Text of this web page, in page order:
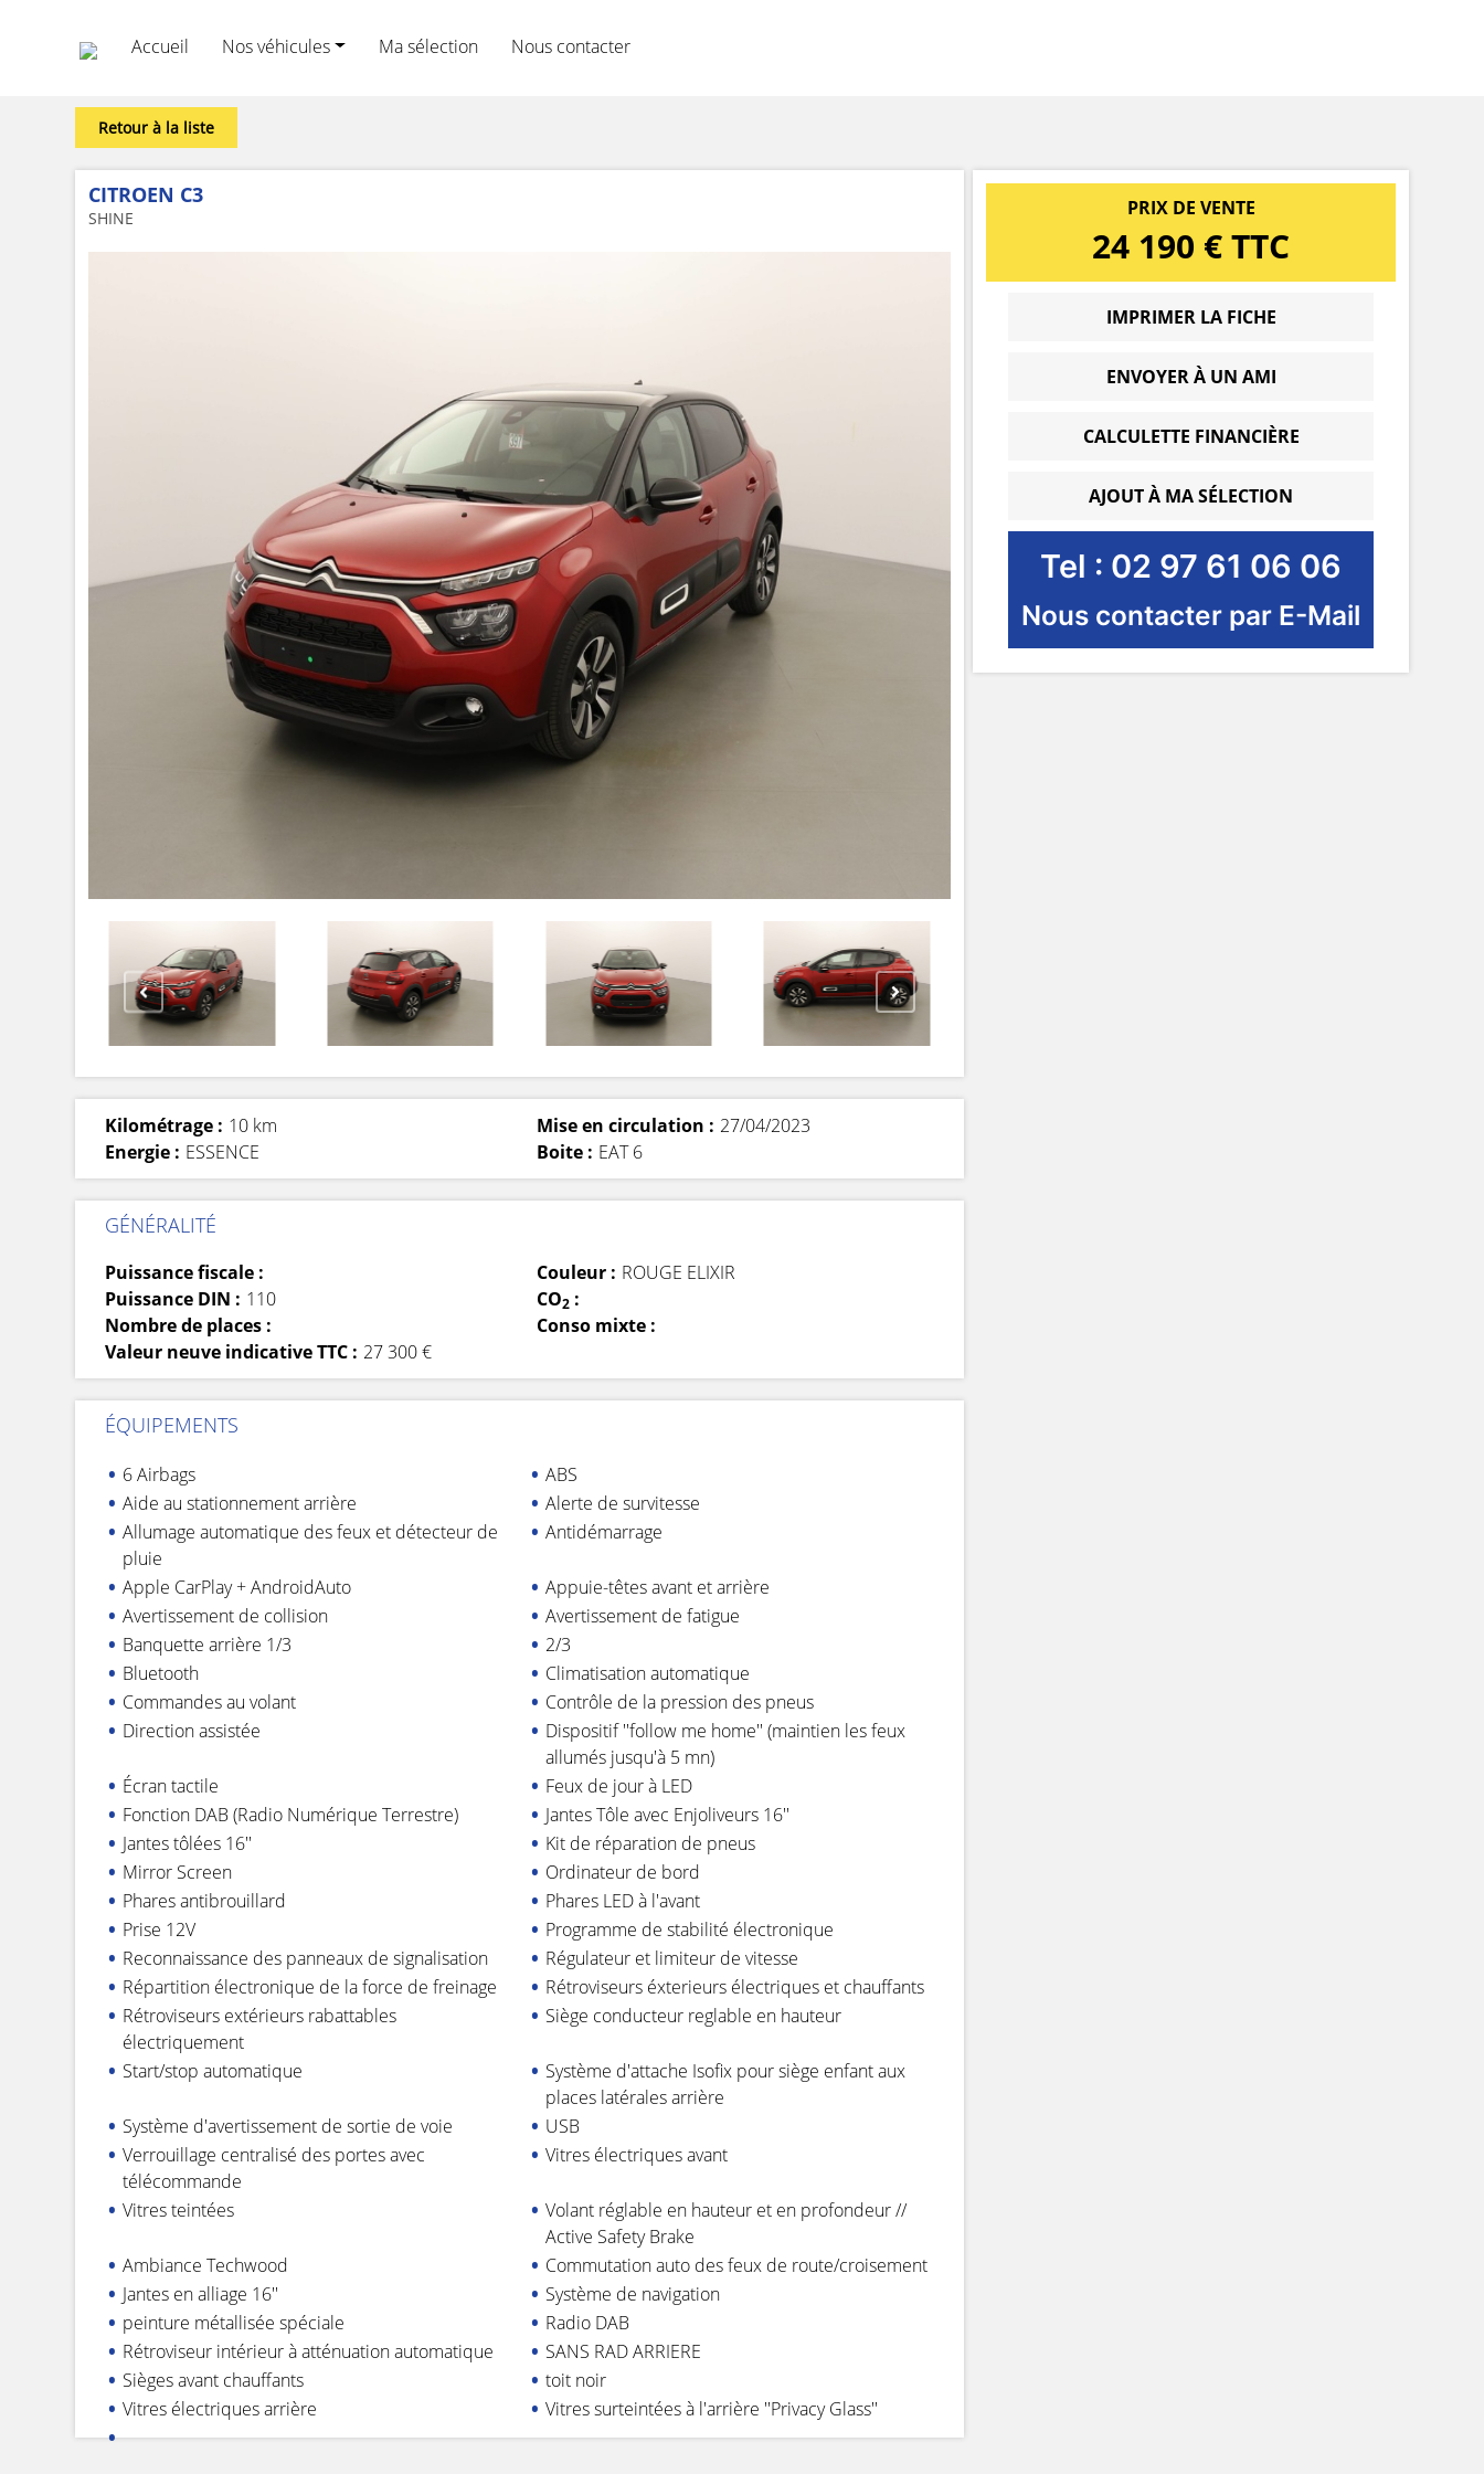
Accueil Nos véhicules Ma sélection Nous contacter
Retour à la liste
CITROEN C3
SHINE
Kilométrage : 10 km
Energie : ESSENCE
Mise en circulation : 27/04/2023
Boite : EAT 6
GÉNÉRALITÉ
Puissance fiscale :
Puissance DIN : 110
Nombre de places :
Couleur : ROUGE ELIXIR
CO2:
Conso mixte :
Valeur neuve indicative TTC : 27 300 €
ÉQUIPEMENTS
6 Airbags
ABS
Aide au stationnement arrière
Alerte de survitesse
Allumage automatique des feux et détecteur de
pluie
Antidémarrage
Apple CarPlay + AndroidAuto
Appuie-têtes avant et arrière
Avertissement de collision
Avertissement de fatigue
Banquette arrière 1/3
2/3
Bluetooth
Climatisation automatique
Commandes au volant
Contrôle de la pression des pneus
Direction assistée
Dispositif ''follow me home'' (maintien les feux
allumés jusqu'à 5 mn)
Écran tactile
Feux de jour à LED
Fonction DAB (Radio Numérique Terrestre)
Jantes Tôle avec Enjoliveurs 16''
Jantes tôlées 16''
Kit de réparation de pneus
Mirror Screen
Ordinateur de bord
Phares antibrouillard
Phares LED à l'avant
Prise 12V
Programme de stabilité électronique
Reconnaissance des panneaux de signalisation
Régulateur et limiteur de vitesse
Répartition électronique de la force de freinage
Rétroviseurs éxterieurs électriques et chauffants
Rétroviseurs extérieurs rabattables
électriquement
Siège conducteur reglable en hauteur
Start/stop automatique
Système d'attache Isofix pour siège enfant aux
places latérales arrière
Système d'avertissement de sortie de voie
USB
Verrouillage centralisé des portes avec
télécommande
Vitres électriques avant
Vitres teintées
Volant réglable en hauteur et en profondeur //
Active Safety Brake
Ambiance Techwood
Commutation auto des feux de route/croisement
Jantes en alliage 16''
Système de navigation
peinture métallisée spéciale
Radio DAB
Rétroviseur intérieur à atténuation automatique
SANS RAD ARRIERE
Sièges avant chauffants
toit noir
Vitres électriques arrière
Vitres surteintées à l'arrière ''Privacy Glass''
PRIX DE VENTE
24 190 € TTC
IMPRIMER LA FICHE
ENVOYER À UN AMI
CALCULETTE FINANCIÈRE
AJOUT À MA SÉLECTION
Tel : 02 97 61 06 06
Nous contacter par E-Mail